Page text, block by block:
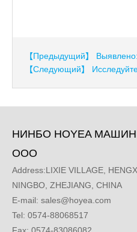
НИНБО HOYEA
ООО
Address:LIXIE VILLAGE,
NINGBO, ZHEJIANG, CHINA
E-mail: sales@hoyea.com
Tel: 0574-88068517
Fax: 0574-83086082